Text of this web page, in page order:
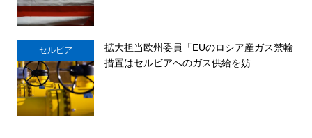
セルビア
拡大担当欧州委員「EUのロシア産ガス禁輸
措置はセルビアへのガス供給を妨...